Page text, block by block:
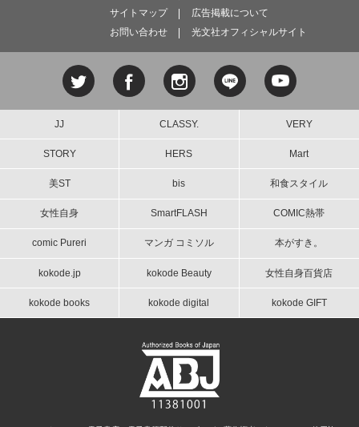
サイトマップ
広告掲載について
お問い合わせ
光文社オフィシャルサイト
JJ CLASSY. VERY
STORY HERS Mart
美ST bis 和食スタイル
女性自身 SmartFLASH COMIC熱帯
comic Pureri マンガ コミソル 本がすき。
kokode.jp kokode Beauty 女性自身百貨店
kokode books kokode digital kokode GIFT